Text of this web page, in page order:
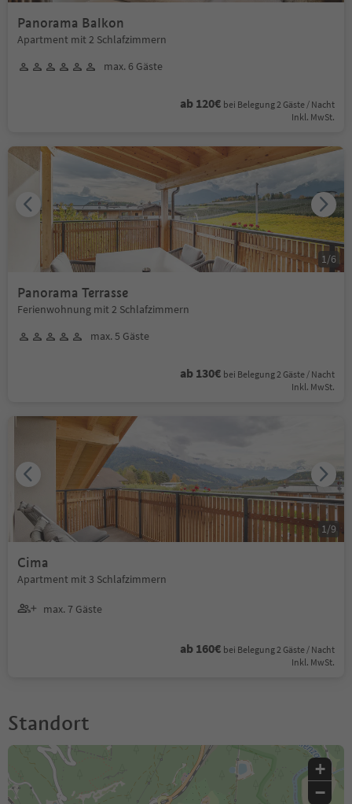
Panorama Balkon
Apartment mit 2 Schlafzimmern
max. 6 Gäste
ab 120€ bei Belegung 2 Gäste / Nacht
Inkl. MwSt.
Panorama Terrasse
Ferienwohnung mit 2 Schlafzimmern
max. 5 Gäste
ab 130€ bei Belegung 2 Gäste / Nacht
Inkl. MwSt.
1/6
Cima
Apartment mit 3 Schlafzimmern
max. 7 Gäste
ab 160€ bei Belegung 2 Gäste / Nacht
Inkl. MwSt.
1/9
Standort
+
−